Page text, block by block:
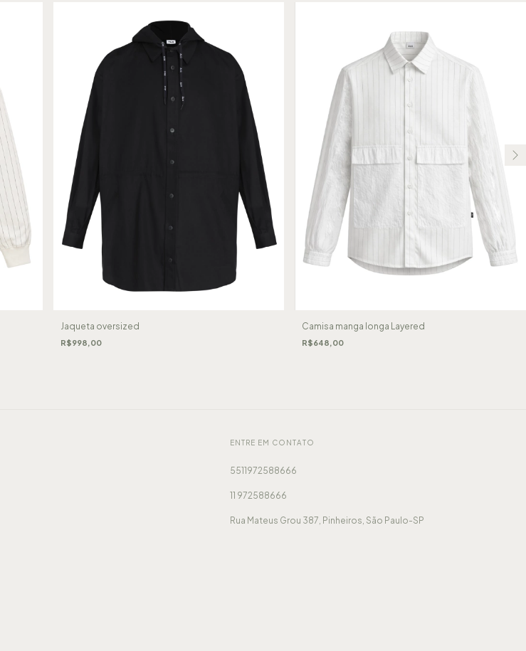
Jaqueta oversized
R$998,00
Camisa manga longa Layered
R$648,00
ENTRE EM CONTATO
5511972588666
11 972588666
Rua Mateus Grou 387, Pinheiros, São Paulo-SP